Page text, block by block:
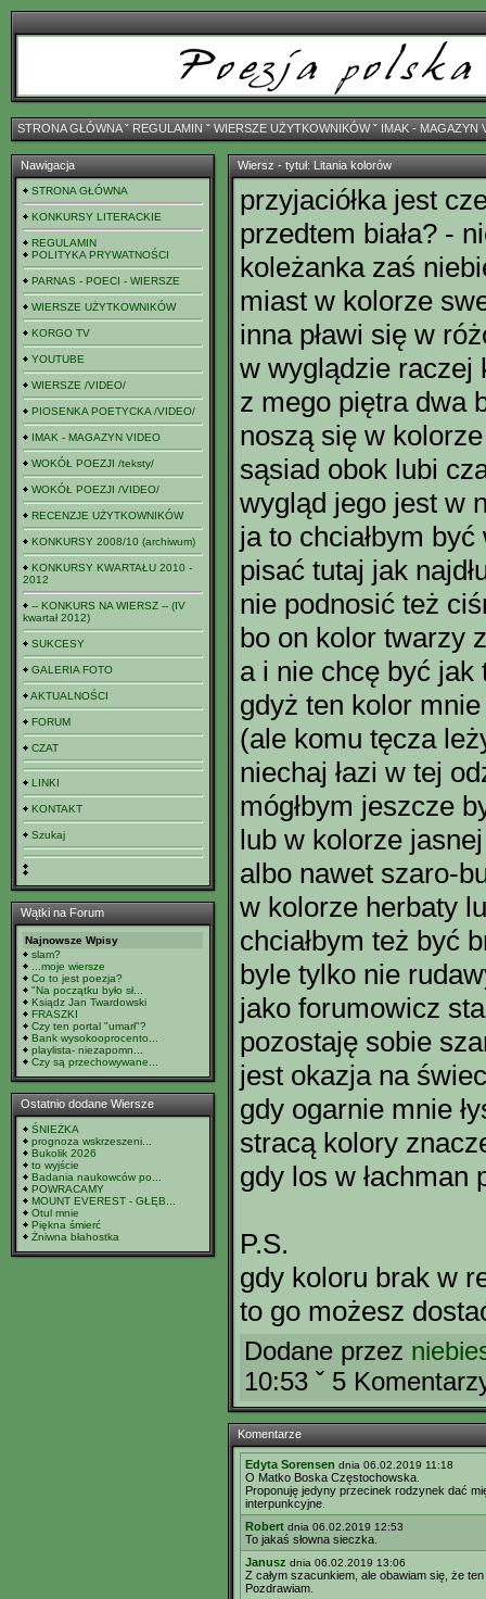
STRONA GŁÓWNAˇ REGULAMIN ˇ WIERSZE UŻYTKOWNIKÓWˇ IMAK - MAGAZYN
Nawigacja
STRONA GŁÓWNA
KONKURSY LITERACKIE
REGULAMIN
POLITYKA PRYWATNOŚCI
PARNAS - POECI - WIERSZE
WIERSZE UŻYTKOWNIKÓW
KORGO TV
YOUTUBE
WIERSZE /VIDEO/
PIOSENKA POETYCKA /VIDEO/
IMAK - MAGAZYN VIDEO
WOKÓŁ POEZJI /teksty/
WOKÓŁ POEZJI /VIDEO/
RECENZJE UŻYTKOWNIKÓW
KONKURSY 2008/10 (archiwum)
KONKURSY KWARTAŁU 2010 -
2012
-- KONKURS NA WIERSZ -- (IV
kwartał 2012)
SUKCESY
GALERIA FOTO
AKTUALNOŚCI
FORUM
CZAT
LINKI
KONTAKT
Szukaj
Wątki na Forum
Najnowsze Wpisy
slam?
...moje wiersze
Co to jest poezja?
"Na początku było sł...
Ksiądz Jan Twardowski
FRASZKI
Czy ten portal "umarł"?
Bank wysokooprocento...
playlista- niezapomn...
Czy są przechowywane...
Ostatnio dodane Wiersze
ŚNIEŻKA
prognoza wskrzeszeni...
Bukolik 2026
to wyjście
Badania naukowców po...
POWRACAMY
MOUNT EVEREST - GŁĘB...
Otul mnie
Piękna śmierć
Żniwna błahostka
Wiersz - tytuł: Litania kolorów
przyjaciółka jest
przedtem biała? -
koleżanka zaś
miast w kolorze
inna pławi się w
w wyglądzie raczej
z mego piętra dwa
noszą się w
sąsiad obok lubi
wygląd jego jest w
ja to chciałbym
pisać tutaj jak
nie podnosić też
bo on kolor twarzy
a i nie chcę być jak
gdyż ten kolor
(ale komu tęcza
niechaj łazi w tej
mógłbym jeszcze
lub w kolorze
albo nawet szaro-
w kolorze herbaty
chciałbym też być
byle tylko nie
jako forumowicz
pozostaję sobie
jest okazja na
gdy ogarnie mnie
stracą kolory
gdy los w łachman
P.S.
gdy koloru brak w
to go możesz
Dodane przez
10:53 ˇ 5
Komentarze
Edyta Sorensen dnia 06.02.2019 11:18
O Matko Boska Częstochowska.
Proponuję jedyny przecinek rodzynek dać
interpunkcyjne.
Robert dnia 06.02.2019 12:53
To jakaś słowna sieczka.
Janusz dnia 06.02.2019 13:06
Z całym szacunkiem, ale obawiam się, że
Pozdrawiam.